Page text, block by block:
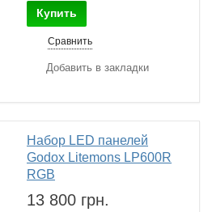
Купить
Сравнить
Добавить в закладки
Набор LED панелей
Godox Litemons LP600R
RGB
13 800 грн.